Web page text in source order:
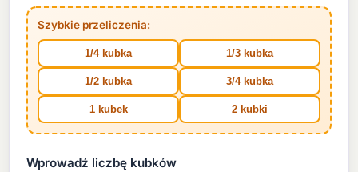
Szybkie przeliczenia:
1/4 kubka 1/3 kubka
1/2 kubka 3/4 kubka
1 kubek 2 kubki
Wprowadź liczbę kubków